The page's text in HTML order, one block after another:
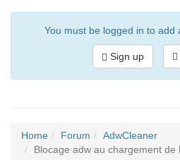
You must be logged in to add
Sign up
Home Forum
AdwCleaner
Blocage adw au chargement de